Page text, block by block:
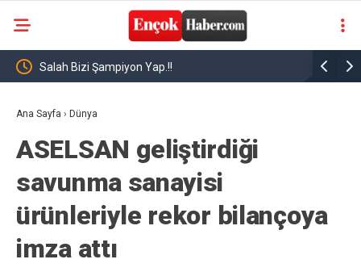
Mısırlı yıldız futbolcu Muhammed Salah, İstanbul’da Türk
Ana Sayfa › Dünya
ASELSAN geliştirdiği
savunma sanayisi
ürünleriyle rekor bilançoya
imza attı